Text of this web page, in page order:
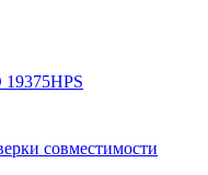
19375HPS
совместимости